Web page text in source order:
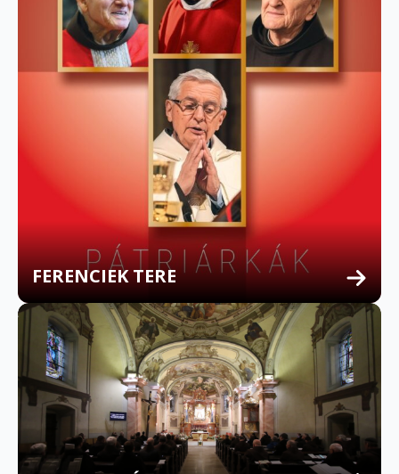
FERENCIEK TERE